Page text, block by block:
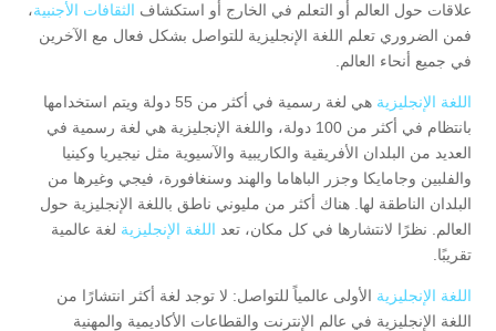
علاقات حول العالم أو التعلم في الخارج أو استكشاف الثقافات الأجنبية،
فمن الضروري تعلم اللغة الإنجليزية للتواصل بشكل فعال مع الآخرين
في جميع أنحاء العالم.
اللغة الإنجليزية
هي لغة رسمية في أكثر من 55 دولة ويتم استخدامها
بانتظام في أكثر من 100 دولة، واللغة الإنجليزية هي لغة رسمية في
العديد من البلدان الأفريقية والكاريبية والآسيوية مثل نيجيريا وكينيا
والفلبين وجامايكا وجزر الباهاما والهند وسنغافورة، فيجي وغيرها من
البلدان الناطقة لها. هناك أكثر من مليوني ناطق باللغة الإنجليزية حول
العالم. نظرًا لانتشارها في كل مكان، تعد اللغة الإنجليزية لغة عالمية
تقريبًا.
اللغة الإنجليزية الأولى عالمياً للتواصل: لا توجد لغة أكثر انتشارًا من
اللغة الإنجليزية في عالم الإنترنت والقطاعات الأكاديمية والمهنية